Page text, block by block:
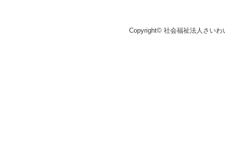
Copyright© 社会福祉法人さい